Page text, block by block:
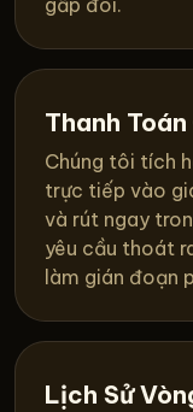
gấp đôi.
Thanh
Chúng tôi tích
trực tiếp vào
và rút ngay
yêu cầu thoát
làm gián đoạn
Lịch Sử